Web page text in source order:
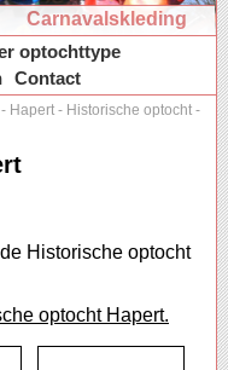
Carnavalskleding
optochttype
Contact
- Hapert - Historische optocht -
Historische optocht
optocht Hapert.